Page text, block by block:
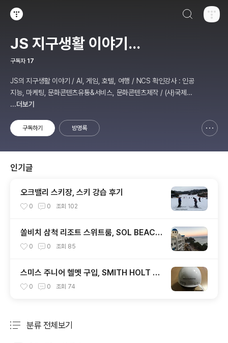
JS 지구생활 이야기...
구독자 17
JS의 지구생활 이야기 / AI, 게임, 호텔, 여행 / NCS 확인강사 : 인공
지능, 마케팅, 문화콘텐츠유통&서비스, 문화콘텐츠제작 / (사)국제미
디어예술협회 강원지부장 겸 수석연구원
...더보기
구독하기 방명록
인기글
오크밸리 스키장, 스키 강습 후기
0 0 조회 102
쏠비치 삼척 리조트 스위트룸, SOL BEACH
SAMCHEOK
0 0 조회 85
스미스 주니어 헬멧 구입, SMITH HOLT JR
1920
0 0 조회 74
분류 전체보기